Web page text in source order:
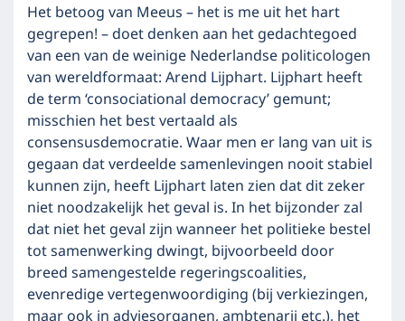
Het betoog van Meeus – het is me uit het hart
gegrepen! – doet denken aan het gedachtegoed
van een van de weinige Nederlandse politicologen
van wereldformaat: Arend Lijphart. Lijphart heeft
de term ‘consociational democracy’ gemunt;
misschien het best vertaald als
consensusdemocratie. Waar men er lang van uit is
gegaan dat verdeelde samenlevingen nooit stabiel
kunnen zijn, heeft Lijphart laten zien dat dit zeker
niet noodzakelijk het geval is. In het bijzonder zal
dat niet het geval zijn wanneer het politieke bestel
tot samenwerking dwingt, bijvoorbeeld door
breed samengestelde regeringscoalities,
evenredige vertegenwoordiging (bij verkiezingen,